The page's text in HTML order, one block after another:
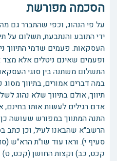
הסכמה מפורשת
על פי הנהוג, וכפי שהתברר גם
ידי התובע והנתבעת, תשלום על
העסקאות. פעמים שדמי התיווך
ופעמים שאינם ניטלים אלא
התשלום משתנה בין סוגי
במה דברים אמורים, בתיווך
תיווך, אולם בתיווך שלא נהוג
אדם רגילים לעשות אותו
התנה המתווך במפורש שעושה
הרשב"א שהבאנו לעיל, וכן כתב
סעיף י). וראו עוד שו"ת הרא"ש
קכט, כב) וקצות החושן (קכט,